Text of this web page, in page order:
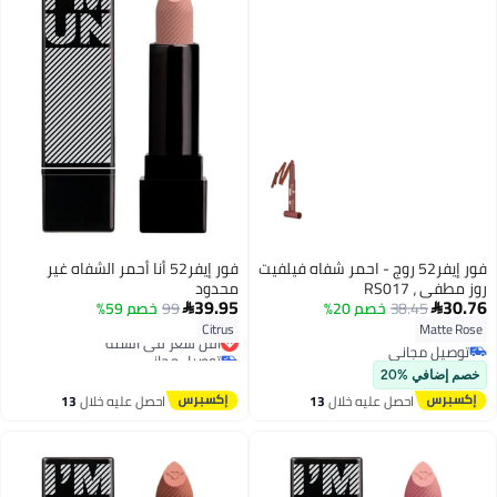
فور إيفر52 روج - احمر شفاه فيلفيت
روز مطفي ، RS017
30.76
38.45خصم 20%
Matte Rose
توصيل مجاني
توصيل مجاني
خصم إضافي %20
احصل عليه خلال13
20
فور إيفر52 أنا أحمر الشفاه غير
محدود
39.95
99 خصم 59%
Citrus
أقل سعر في السنة
توصيل مجاني
أقل سعر في السنة
احصل عليه خلال13